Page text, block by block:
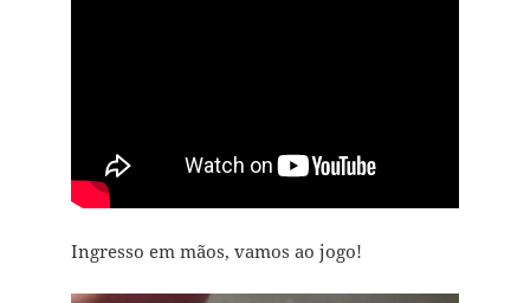
Ingresso em mãos, vamos ao jogo!